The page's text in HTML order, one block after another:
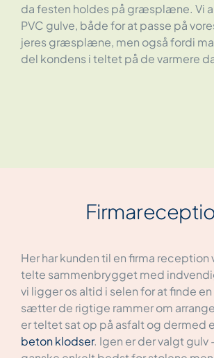
da festen holdes på græsplæne. Vi
PVC gulve, både for at passe på
jeres græsplæne, men også fordi
del kondens i teltet på de varmere
Her har kunden til en firma reception
telte sammenbrygget med
vi ligger os altid i selen for at finde
sætter de rigtige rammer om
er teltet sat op på asfalt og dermed
beton klodser. Igen er der valgt gulv